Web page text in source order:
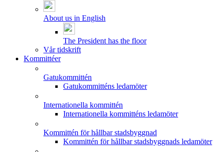
About us in English
The President has the floor
Vår tidskrift
Kommittéer
Gatukommittén
Gatukommitténs ledamöter
Internationella kommittén
Internationella kommitténs ledamöter
Kommittén för hållbar stadsbyggnad
Kommittén för hållbar stadsbyggnads ledamöter